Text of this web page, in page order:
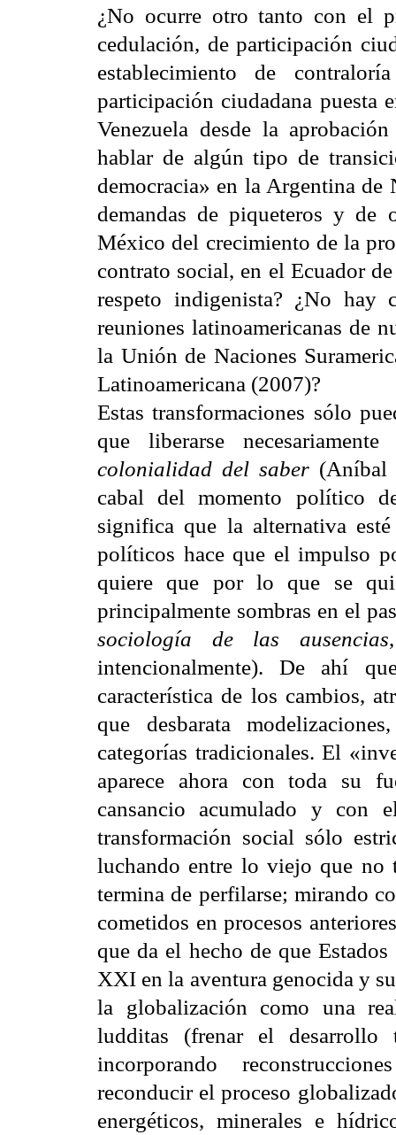
¿No ocurre otro tanto con el
cedulación, de participación
establecimiento de
participación ciudadana puesta
Venezuela desde la
hablar de algún tipo de
democracia» en la Argentina
demandas de piqueteros y de
México del crecimiento de la
contrato social, en el Ecuador
respeto indigenista? ¿No hay
reuniones latinoamericanas de
la Unión de Naciones
Latinoamericana (2007)?
Estas transformaciones sólo
que liberarse
colonialidad del saber (Aníbal
cabal del momento político
significa que la alternativa
políticos hace que el impulso
quiere que por lo que se
principalmente sombras en el
sociología de las ausencias
intencionalmente). De ahí
característica de los cambios,
que desbarata
categorías tradicionales. El
aparece ahora con toda su
cansancio acumulado y con
transformación social sólo
luchando entre lo viejo que no
termina de perfilarse; mirando
cometidos en procesos
que da el hecho de que
XXI en la aventura genocida y
la globalización como una
ludditas (frenar el desarrollo
incorporando
reconducir el proceso
energéticos, minerales e